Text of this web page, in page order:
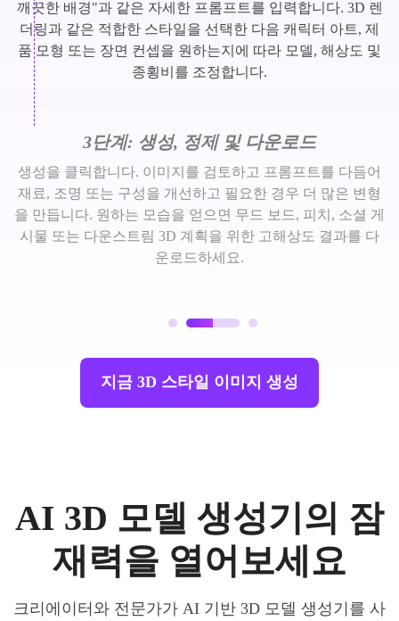
깨끗한 배경"과 같은 자세한 프롬프트를 입력합니다. 3D 렌
더링과 같은 적합한 스타일을 선택한 다음 캐릭터 아트, 제
품 모형 또는 장면 컨셉을 원하는지에 따라 모델, 해상도 및
종횡비를 조정합니다.
3단계: 생성, 정제 및 다운로드
생성을 클릭합니다. 이미지를 검토하고 프롬프트를 다듬어
재료, 조명 또는 구성을 개선하고 필요한 경우 더 많은 변형
을 만듭니다. 원하는 모습을 얻으면 무드 보드, 피치, 소셜 게
시물 또는 다운스트림 3D 계획을 위한 고해상도 결과를 다
운로드하세요.
지금 3D 스타일 이미지 생성
AI 3D 모델 생성기의 잠
재력을 열어보세요
크리에이터와 전문가가 AI 기반 3D 모델 생성기를 사